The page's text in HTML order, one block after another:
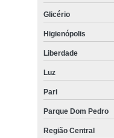
Glicério
Higienópolis
Liberdade
Luz
Pari
Parque Dom Pedro
Região Central